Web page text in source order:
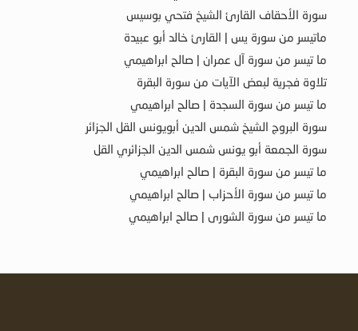
سورة الأحقاف القارئ الشيخ فتحي بوسيس
ماتيسر من سورة يس | القارئ خالد أبو عبيدة
ما تيسر من سورة آل عمران | صالح ابراهيمي
تلاوة فجرية لبعض الآيات من سورة البقرة
ما تيسر من سورة السجدة | صالح ابراهيمي
سورة البروج الشيخ شمس الدين أبويونس القل الجزائر
سورة الجمعة أبو يونس شمس الدين الجزائري القل
ما تيسر من سورة البقرة | صالح ابراهيمي
ما تيسر من سورة الأحزاب | صالح ابراهيمي
ما تيسر من سورة الشورى | صالح ابراهيمي